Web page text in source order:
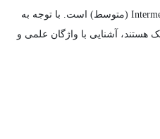
حداقل سطح شرکت در دوره Intermediate (متوسط) است. با توجه به
هستند، آشنایی با واژگان علمی و